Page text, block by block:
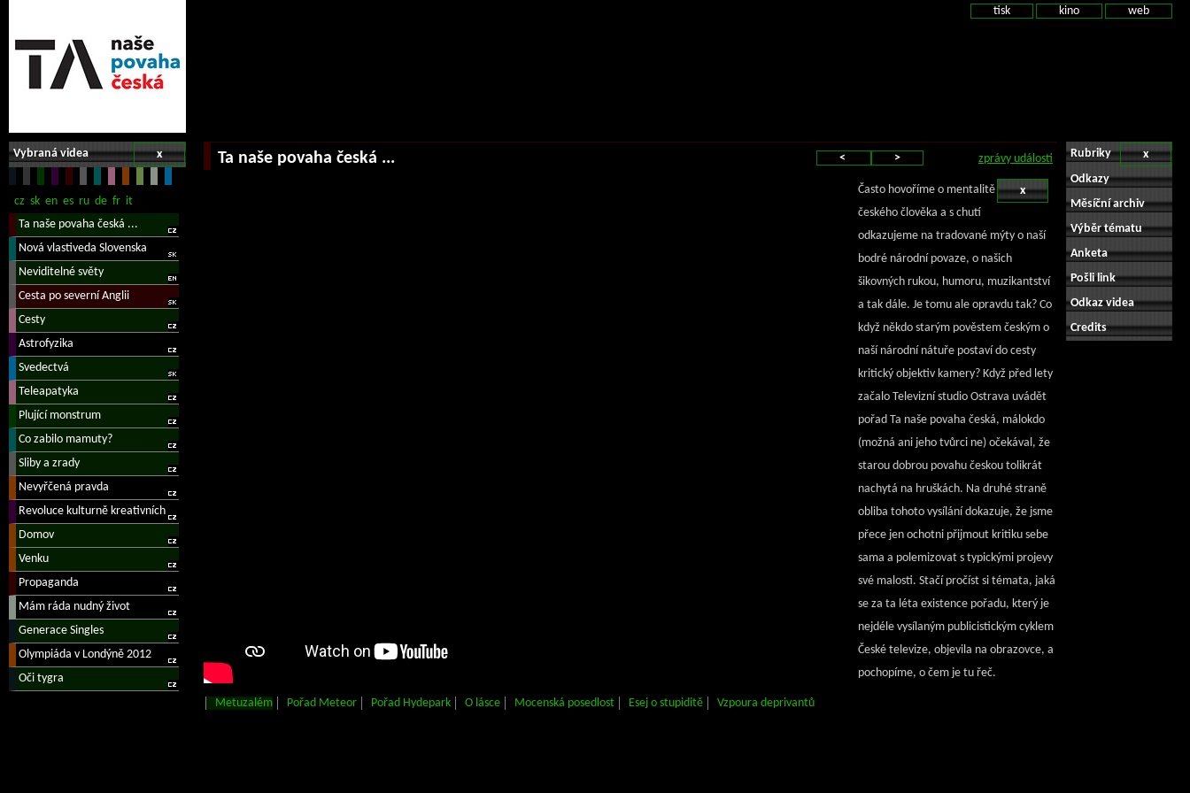
tisk kino web
x
Vybraná videa zprávy události
< >
Ta naše povaha česká ...
x
Často hovoříme o mentalitě
českého člověka a s chutí
odkazujeme na tradované mýty o naší
bodré národní povaze, o našich
šikovných rukou, humoru, muzikantství
a tak dále. Je tomu ale opravdu tak? Co
když někdo starým pověstem českým o
naší národní nátuře postaví do cesty
kritický objektiv kamery? Když před lety
začalo Televizní studio Ostrava uvádět
pořad Ta naše povaha česká, málokdo
(možná ani jeho tvůrci ne) očekával, že
starou dobrou povahu českou tolikrát
nachytá na hruškách. Na druhé straně
obliba tohoto vysílání dokazuje, že jsme
přece jen ochotni přijmout kritiku sebe
sama a polemizovat s typickými projevy
své malosti. Stačí pročíst si témata, jaká
se za ta léta existence pořadu, který je
nejdéle vysílaným publicistickým cyklem
České televize, objevila na obrazovce, a
pochopíme, o čem je tu řeč.
Metuzalém Pořad Meteor Pořad Hydepark O lásce Mocenská posedlost Esej o stupiditě Vzpoura deprivantů
x
Rubriky
Odkazy
Měsíční archiv
Výběr tématu
Anketa
Pošli link
Odkaz videa
Credits